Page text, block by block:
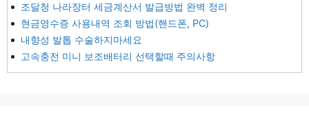
조달청 나라장터 세금계산서 발급방법 완벽 정리
현금영수증 사용내역 조회 방법(핸드폰, PC)
내향성 발톱 수술하지마세요
고속충전 미니 보조배터리 선택할때 주의사항